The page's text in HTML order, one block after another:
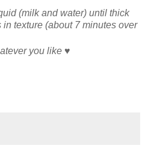
(milk and water) until thick
texture (about 7 minutes over
you like ♥️